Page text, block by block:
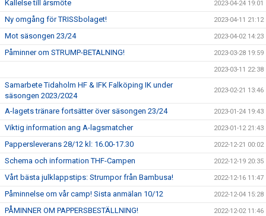
Kallelse till årsmöte 2023-04-24 19:01
Ny omgång för TRISSbolaget! 2023-04-11 21:12
Mot säsongen 23/24 2023-04-02 14:23
Påminner om STRUMP-BETALNING! 2023-03-28 19:59
2023-03-11 22:38
Samarbete Tidaholm HF & IFK Falköping IK under
säsongen 2023/2024
2023-02-21 13:46
A-lagets tränare fortsätter över säsongen 23/24 2023-01-24 19:43
Viktig information ang A-lagsmatcher 2023-01-12 21:43
Pappersleverans 28/12 kl: 16.00-17.30 2022-12-21 00:02
Schema och information THF-Campen 2022-12-19 20:35
Vårt bästa julklappstips: Strumpor från Bambusa! 2022-12-16 11:47
Påminnelse om vår camp! Sista anmälan 10/12 2022-12-04 15:28
PÅMINNER OM PAPPERSBESTÄLLNING! 2022-12-02 11:46